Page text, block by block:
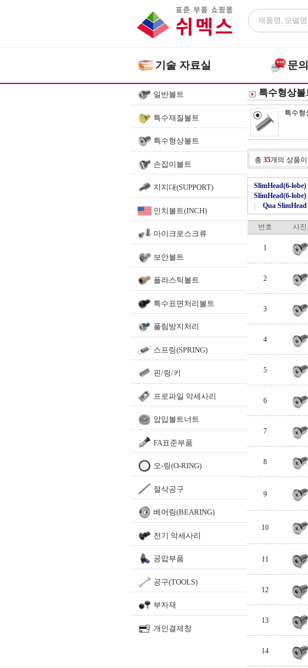
기술 자료실 문
일반볼트
특수재질볼트
특수형상볼트
손잡이볼트
지지대(SUPPORT)
인치볼트(INCH)
마이크로스크류
보안볼트
플라스틱볼트
특수표면처리볼트
풀림방지처리
스프링(SPRING)
핀/링/키
프로파일 악세사리
압입볼트너트
FA표준부품
오-링(O-RING)
절삭공구
베어링(BEARING)
전기 악세사리
공압부품
공구(TOOLS)
부자재
개인결제창
특수형상볼
특수형
총 35개의 상품
SlimHead(6-lobe)
SlimHead(6-
Qua SlimHead
번호 사진
1
2
3
4
5
6
7
8
9
10
11
12
13
14